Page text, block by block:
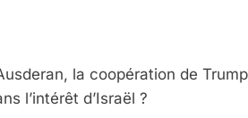
la coopération de
l’intérêt d’Israël ?